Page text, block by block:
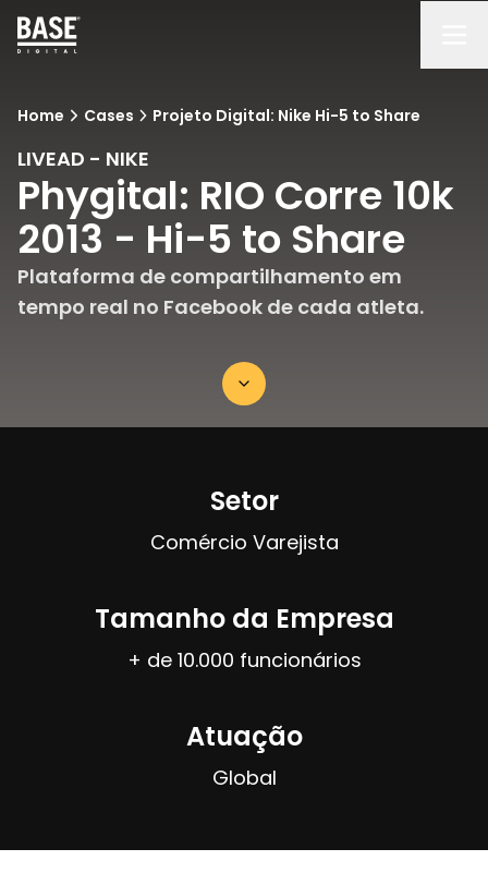
Home Cases Projeto Digital: Nike Hi-5 to Share
LIVEAD - NIKE
Phygital: RIO Corre 10k
2013 - Hi-5 to Share
Plataforma de compartilhamento em
tempo real no Facebook de cada atleta.
Setor
Comércio Varejista
Tamanho da Empresa
+ de 10.000 funcionários
Atuação
Global